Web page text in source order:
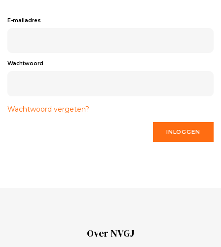
E-mailadres
Wachtwoord
Wachtwoord vergeten?
INLOGGEN
Over NVGJ